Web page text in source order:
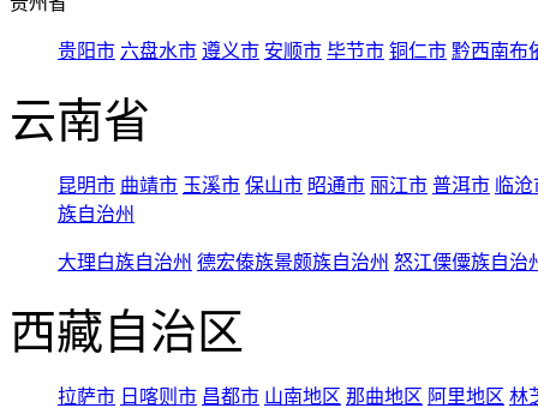
贵阳市 六盘水市 遵义市 安顺市 毕节市 铜仁市 黔西南布
云南省
昆明市 曲靖市 玉溪市 保山市 昭通市 丽江市 普洱市 临
族自治州
大理白族自治州 德宏傣族景颇族自治州 怒江傈僳族自治
西藏自治区
拉萨市 日喀则市 昌都市 山南地区 那曲地区 阿里地区 林